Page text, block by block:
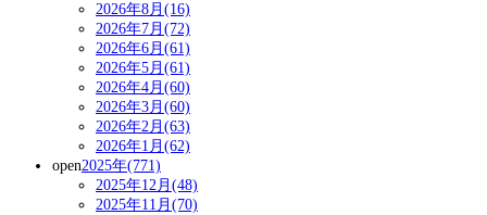
2026年8月(16)
2026年7月(72)
2026年6月(61)
2026年5月(61)
2026年4月(60)
2026年3月(60)
2026年2月(63)
2026年1月(62)
open2025年(771)
2025年12月(48)
2025年11月(70)